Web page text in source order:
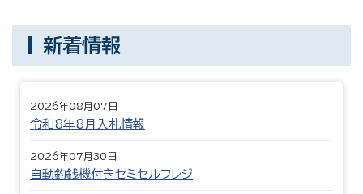
新着情報
2026年08月07日
令和8年8月入札情報
2026年07月30日
自動釣銭機付きセミセルフレジ